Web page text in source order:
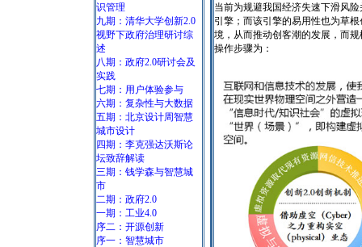
识管理
九期：清华大学创新2.0
视野下政府治理研讨综
述
八期：政府2.0研讨会及
实践
七期：用户体验参与
六期：复杂性与大数据
五期：北京设计周智慧
城市设计
四期：李克强达沃斯论
坛致辞解读
三期：钱学森与智慧城
市
二期：政府2.0
一期：工业4.0
序二：开源创新
序一：智慧城市
当前为规避我国经济失速下滑风
引擎；而该引擎的易用性也为草
境，从而推动创客潮的发展，而
操作步骤为：